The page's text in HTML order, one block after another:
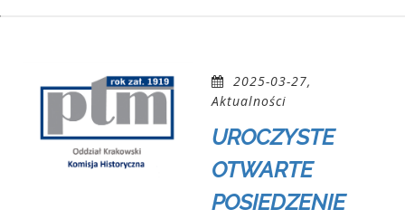
2025-03-27,
Aktualności
UROCZYSTE
OTWARTE
POSIEDZENIE